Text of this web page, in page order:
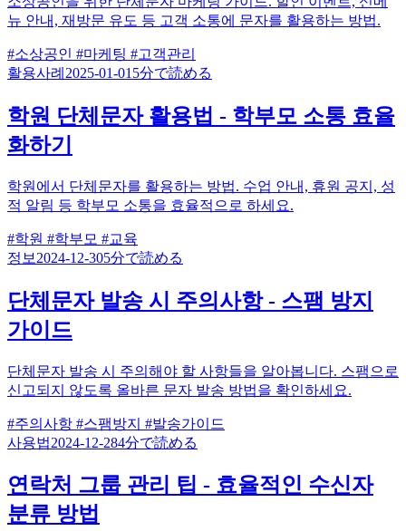
뉴 안내, 재방문 유도 등 고객 소통에 문자를 활용하는 방법.
#소상공인 #마케팅 #고객관리
활용사례 2025-01-01 5分で読める
학원 단체문자 활용법 - 학부모 소통 효율
화하기
학원에서 단체문자를 활용하는 방법. 수업 안내, 휴원 공지, 성
적 알림 등 학부모 소통을 효율적으로 하세요.
#학원 #학부모 #교육
정보 2024-12-305分で読める
단체문자 발송 시 주의사항 - 스팸 방지
가이드
단체문자 발송 시 주의해야 할 사항들을 알아봅니다. 스팸으로
신고되지 않도록 올바른 문자 발송 방법을 확인하세요.
#주의사항 #스팸방지 #발송가이드
사용법2024-12-284分で読める
연락처 그룹 관리 팁 - 효율적인 수신자
분류 방법